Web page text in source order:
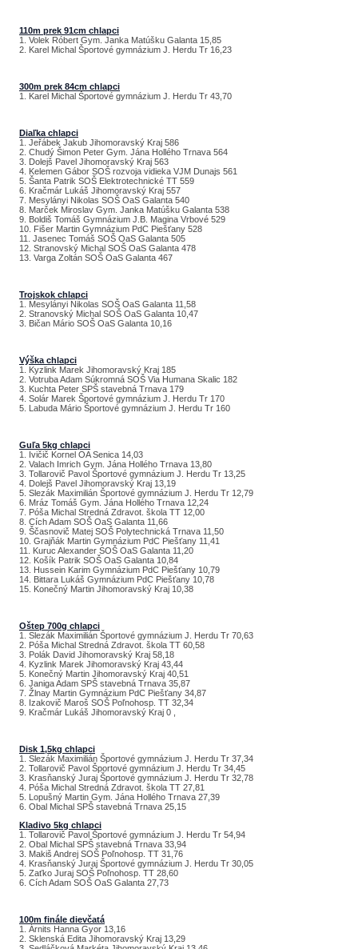
110m prek 91cm chlapci
1. Volek Róbert Gym. Janka Matúšku Galanta 15,85
2. Karel Michal Športové gymnázium J. Herdu Tr 16,23
300m prek 84cm chlapci
1. Karel Michal Športové gymnázium J. Herdu Tr 43,70
Diaľka chlapci
1. Jeřábek Jakub Jihomoravský Kraj 586
2. Chudý Šimon Peter Gym. Jána Hollého Trnava 564
3. Dolejš Pavel Jihomoravský Kraj 563
4. Kelemen Gábor SOŠ rozvoja vidieka VJM Dunajs 561
5. Šanta Patrik SOŠ Elektrotechnické TT 559
6. Kračmár Lukáš Jihomoravský Kraj 557
7. Mesylányi Nikolas SOŠ OaS Galanta 540
8. Marček Miroslav Gym. Janka Matúšku Galanta 538
9. Boldiš Tomáš Gymnázium J.B. Magina Vrbové 529
10. Fišer Martin Gymnázium PdC Piešťany 528
11. Jasenec Tomáš SOŠ OaS Galanta 505
12. Stranovský Michal SOŠ OaS Galanta 478
13. Varga Zoltán SOŠ OaS Galanta 467
Trojskok chlapci
1. Mesylányi Nikolas SOŠ OaS Galanta 11,58
2. Stranovský Michal SOŠ OaS Galanta 10,47
3. Bičan Mário SOŠ OaS Galanta 10,16
Výška chlapci
1. Kyzlink Marek Jihomoravský Kraj 185
2. Votruba Adam Súkromná SOŠ Via Humana Skalic 182
3. Kuchta Peter SPŠ stavebná Trnava 179
4. Solár Marek Športové gymnázium J. Herdu Tr 170
5. Labuda Mário Športové gymnázium J. Herdu Tr 160
Guľa 5kg chlapci
1. Ivičič Kornel OA Senica 14,03
2. Valach Imrich Gym. Jána Hollého Trnava 13,80
3. Tollarovič Pavol Športové gymnázium J. Herdu Tr 13,25
4. Dolejš Pavel Jihomoravský Kraj 13,19
5. Slezák Maximilián Športové gymnázium J. Herdu Tr 12,79
6. Mráz Tomáš Gym. Jána Hollého Trnava 12,24
7. Póša Michal Stredná Zdravot. škola TT 12,00
8. Cích Adam SOŠ OaS Galanta 11,66
9. Ščasnovič Matej SOŠ Polytechnická Trnava 11,50
10. Grajňák Martin Gymnázium PdC Piešťany 11,41
11. Kuruc Alexander SOŠ OaS Galanta 11,20
12. Košík Patrik SOŠ OaS Galanta 10,84
13. Hussein Karim Gymnázium PdC Piešťany 10,79
14. Bittara Lukáš Gymnázium PdC Piešťany 10,78
15. Konečný Martin Jihomoravský Kraj 10,38
Oštep 700g chlapci
1. Slezák Maximilián Športové gymnázium J. Herdu Tr 70,63
2. Póša Michal Stredná Zdravot. škola TT 60,58
3. Polák David Jihomoravský Kraj 58,18
4. Kyzlink Marek Jihomoravský Kraj 43,44
5. Konečný Martin Jihomoravský Kraj 40,51
6. Janiga Adam SPŠ stavebná Trnava 35,87
7. Žlnay Martin Gymnázium PdC Piešťany 34,87
8. Izakovič Maroš SOŠ Poľnohosp. TT 32,34
9. Kračmár Lukáš Jihomoravský Kraj 0 ,
Disk 1,5kg chlapci
1. Slezák Maximilián Športové gymnázium J. Herdu Tr 37,34
2. Tollarovič Pavol Športové gymnázium J. Herdu Tr 34,45
3. Krasňanský Juraj Športové gymnázium J. Herdu Tr 32,78
4. Póša Michal Stredná Zdravot. škola TT 27,81
5. Lopušný Martin Gym. Jána Hollého Trnava 27,39
6. Obal Michal SPŠ stavebná Trnava 25,15
Kladivo 5kg chlapci
1. Tollarovič Pavol Športové gymnázium J. Herdu Tr 54,94
2. Obal Michal SPŠ stavebná Trnava 33,94
3. Makiš Andrej SOŠ Poľnohosp. TT 31,76
4. Krasňanský Juraj Športové gymnázium J. Herdu Tr 30,05
5. Zaťko Juraj SOŠ Poľnohosp. TT 28,60
6. Cích Adam SOŠ OaS Galanta 27,73
100m finále dievčatá
1. Árnits Hanna Gyor 13,16
2. Sklenská Edita Jihomoravský Kraj 13,29